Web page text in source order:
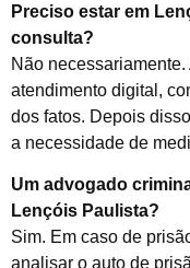
Preciso estar em
consulta?
Não
atendimento digital,
dos fatos. Depois
a necessidade de
Um advogado
Lençóis Paulista?
Sim. Em caso de
analisar o auto de